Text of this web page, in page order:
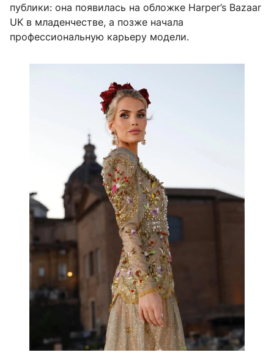
публики: она появилась на обложке Harper’s Bazaar
UK в младенчестве, а позже начала
профессиональную карьеру модели.